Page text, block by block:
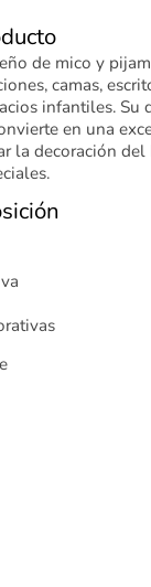
de mico y
camas,
infantiles. Su
en una
la decoración del